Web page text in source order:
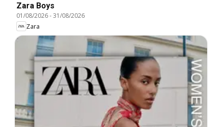
Zara Boys
01/08/2026-31/08/2026
Zara